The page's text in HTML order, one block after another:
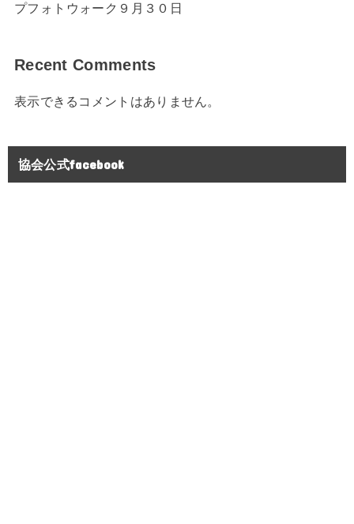
プフォトウォーク９月３０日
Recent Comments
表示できるコメントはありません。
協会公式facebook